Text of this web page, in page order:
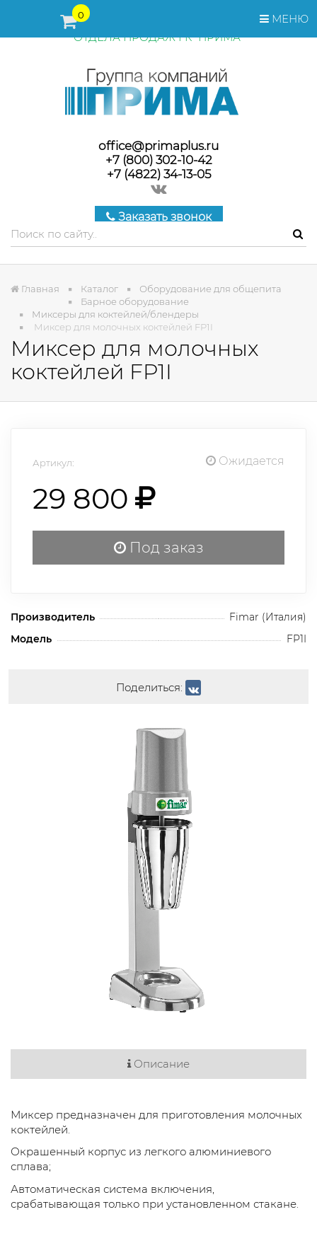
МЕНЮ
0
ПЕРЕД ОФОРМЛЕНИЕМ ЗАКАЗА, СТОИМОСТЬ И СРОКИ
ПОСТАВКИ ТОВАРА УТОЧНЯЙТЕ У МЕНЕДЖЕРОВ
ОТДЕЛА ПРОДАЖ ГК "ПРИМА"
office@primaplus.ru
+7 (800) 302-10-42
+7 (4822) 34-13-05
Заказать звонок
Главная Каталог
Оборудование для общепита
Барное оборудование
Миксеры для коктейлей/блендеры
Миксер для молочных коктейлей FP1I
Миксер для молочных
коктейлей FP1I
Артикул: Ожидается
29 800
Под заказ
Производитель
Fimar (Италия)
Модель
FP1I
Поделиться:
Описание
Миксер предназначен для приготовления молочных
коктейлей.
Окрашенный корпус из легкого алюминиевого
сплава;
Автоматическая система включения,
срабатывающая только при установленном стакане.